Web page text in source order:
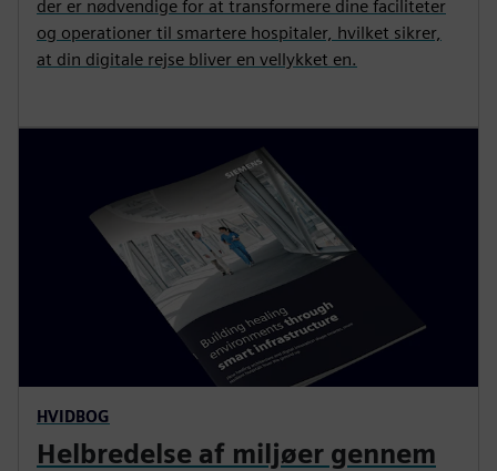
der er nødvendige for at transformere dine faciliteter
og operationer til smartere hospitaler, hvilket sikrer,
at din digitale rejse bliver en vellykket en.
HVIDBOG
Helbredelse af miljøer gennem